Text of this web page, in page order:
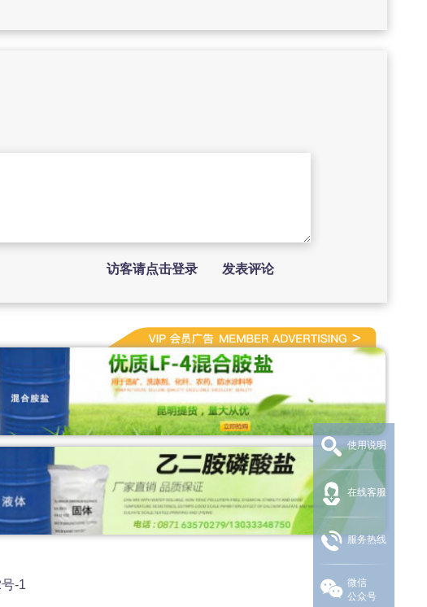
访客请点击登录 发表评论
-1
使用说明
在线客服
服务热线
微信
公众号